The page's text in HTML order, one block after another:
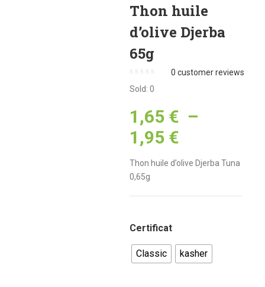
Thon huile
d’olive Djerba
65g
0 customer reviews
Sold: 0
1,65 € –
1,95 €Plage
de
1,65 €
1,95 €
Thon huile d’olive Djerba Tuna
0,65g
Certificat
Classic kasher